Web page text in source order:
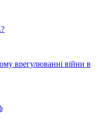
врегулюванні війни в